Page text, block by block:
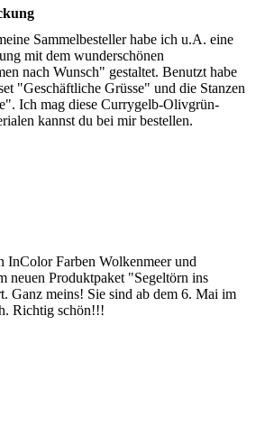
Sammelbesteller habe ich u.A. eine
mit dem wunderschönen
nach Wunsch" gestaltet. Benutzt habe
"Geschäftliche Grüsse" und die Stanzen
Ich mag diese Currygelb-Olivgrün-
kannst du bei mir bestellen.
InColor Farben Wolkenmeer und
neuen Produktpaket "Segeltörn ins
Ganz meins! Sie sind ab dem 6. Mai im
Richtig schön!!!